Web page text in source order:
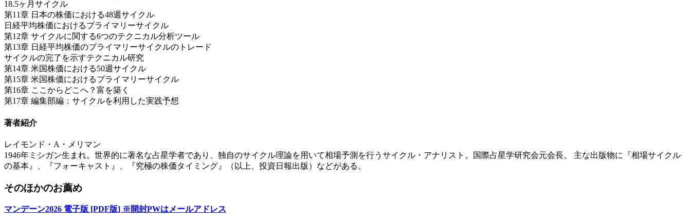
18.5ヶ月サイクル
第11章 日本の株価における48週サイクル
日経平均株価におけるプライマリーサイクル
第12章 サイクルに関する6つのテクニカル分析ツール
第13章 日経平均株価のプライマリーサイクルのトレード
サイクルの完了を示すテクニカル研究
第14章 米国株価における50週サイクル
第15章 米国株価におけるプライマリーサイクル
第16章 ここからどこへ？富を築く
第17章 編集部編：サイクルを利用した実践予想
著者紹介
レイモンド・A・メリマン
1946年ミシガン生まれ。世界的に著名な占星学者であり、独自のサイクル理論を用いて相場予測を行うサイクル・アナリスト。国際占星学研究会元会長。 主な出版物に『相場サイクル
の基本』、『フォーキャスト』、『究極の株価タイミング』（以上、投資日報出版）などがある。
そのほかのお薦め
マンデーン2026 電子版 [PDF版] ※開封PWはメールアドレス